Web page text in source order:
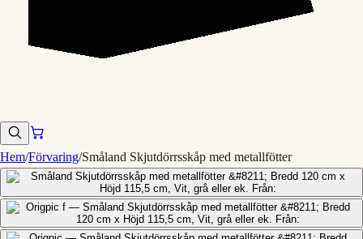
Hem/Förvaring/Småland Skjutdörrsskåp med metallfötter